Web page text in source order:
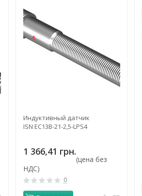
Индуктивный датчик
ISN EC13B-21-2,5-LPS4
1 366,41 грн.
(цена без
НДС)
0